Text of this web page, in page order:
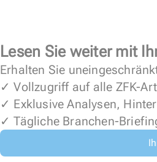
Lesen Sie weiter mit
Erhalten Sie
✓ Vollzugriff auf alle ZFK-
✓ Exklusive Analysen,
✓ Tägliche Branchen-